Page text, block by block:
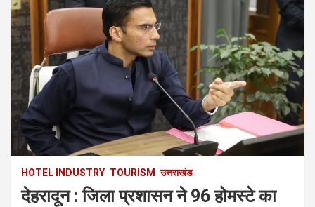
HOTEL INDUSTRY TOURISM उत्तराखंड
देहरादून : जिला प्रशासन ने 96 होमस्टे का